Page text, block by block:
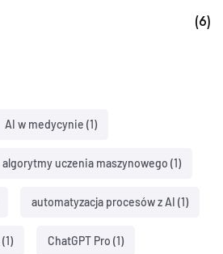
(6)
AI w medycynie (1)
algorytmy uczenia maszynowego (1)
automatyzacja procesów z AI (1)
(1) ChatGPT Pro (1)